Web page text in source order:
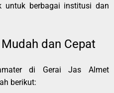
untuk berbagai institusi dan
dan Cepat
di Gerai Jas Almet
berikut: